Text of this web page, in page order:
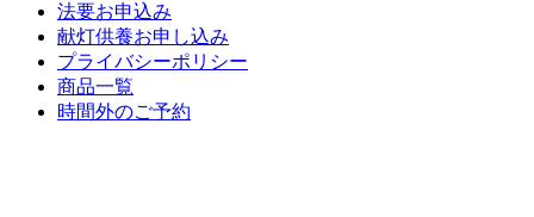
法要お申込み
献灯供養お申し込み
プライバシーポリシー
商品一覧
時間外のご予約